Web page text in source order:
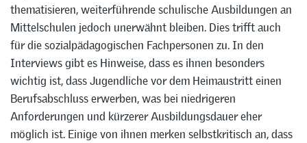
thematisieren, weiterführende schulische Ausbildungen an
Mittelschulen jedoch unerwähnt bleiben. Dies trifft auch
für die sozialpädagogischen Fachpersonen zu. In den
Interviews gibt es Hinweise, dass es ihnen besonders
wichtig ist, dass Jugendliche vor dem Heimaustritt einen
Berufsabschluss erwerben, was bei niedrigeren
Anforderungen und kürzerer Ausbildungsdauer eher
möglich ist. Einige von ihnen merken selbstkritisch an, dass